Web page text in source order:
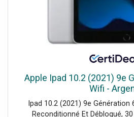
Apple Ipad 10.2 (2021) 9e
Wifi -
Ipad 10.2 (2021) 9e
Reconditionné Et Débloqué,